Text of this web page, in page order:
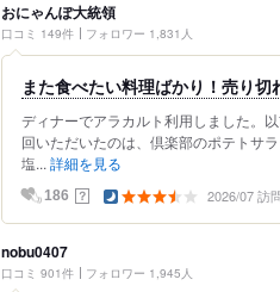
おにゃんぽ大統領
口コミ 149件 フォロワー 1,831人
また食べたい料理ばかり！売り
ディナーでアラカルト利用しました。
回いただいたのは、倶楽部のポテトサ
塩... 詳細を見る
186 ？ 2026/07 訪
nobu0407
口コミ 901件 フォロワー 1,945人